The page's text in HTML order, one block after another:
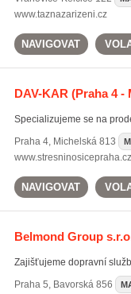
www.taznazarizeni.cz
NAVIGOVAT
DAV-KAR (Praha 4 -
Specializujeme se na
Praha 4, Michelská 813
www.stresninosicepraha.cz
NAVIGOVAT
Belmond Group
Zajišťujeme dopravní
Praha 5, Bavorská 856